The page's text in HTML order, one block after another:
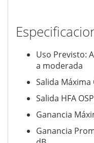
Uso Previsto:
a moderada
Salida Máxima
Salida HFA
Ganancia
Ganancia